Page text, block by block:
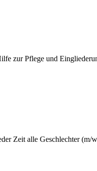
zur Pflege und
Zeit alle Geschlechter (m/